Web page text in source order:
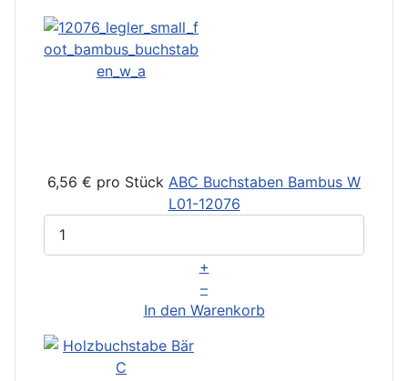
6,56 € pro Stück ABC Buchstaben Bambus W
L01-12076
+
–
In den Warenkorb